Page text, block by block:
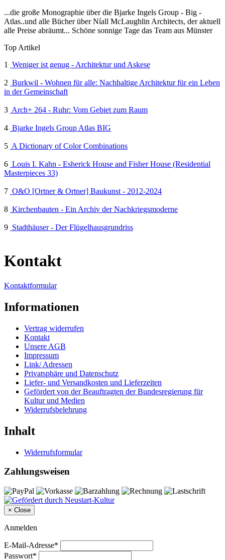
...die große Monographie über die Bjarke Ingels Group - Big -
Atlas..und alle Bücher über Níall McLaughlin Architects, der aktuell
alle Preise abräumt... Schöne sonnige Tage das Team aus Münster
Top Artikel
1
Weniger ist genug - Architektur und Askese
2 Burkwil - Wohnen für alle: Nachhaltige Architektur für ein Leben
in der Gemeinschaft
3 Arch+ 264 - Ruhr: Vom Gebiet zum Raum
4 Bjarke Ingels Group Atlas BIG
5 A Dictionary of Color Combinations
6 Louis I. Kahn - Esherick House and Fisher House (Residential
Masterpieces 33)
7 O&O [Ortner & Ortner] Baukunst - 2012-2024
8 Kirchenbauten - Ein Archiv der Nachkriegsmoderne
9 Stadthäuser - Der Flügelhausgrundriss
Kontakt
Kontaktformular
Informationen
Vertrag widerrufen
Kontakt
Unsere AGB
Impressum
Link/ Adressen
Privatsphäre und Datenschutz
Liefer- und Versandkosten und Lieferzeiten
Gefördert von der Beauftragten der Bundesregierung für
Kultur und Medien
Widerrufsbelehrung
Inhalt
Widerrufsformular
Zahlungsweisen
× Close
Anmelden
E-Mail-Adresse*
Passwort*